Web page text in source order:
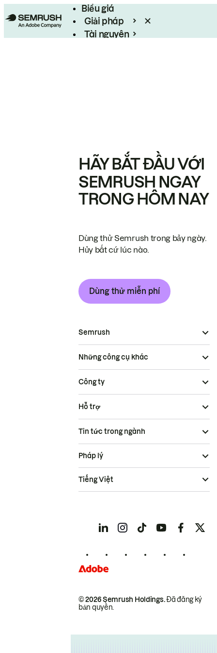
Biểu giá
Giải pháp
Tài nguyên
HÃY BẮT ĐẦU VỚI
SEMRUSH NGAY
TRONG HÔM NAY
Dùng thử Semrush trong bảy ngày.
Hủy bất cứ lúc nào.
Dùng thử miễn phí
Semrush
Những công cụ khác
Công ty
Hỗ trợ
Tin tức trong ngành
© 2026 Semrush Holdings.Đã đăng ký
bản quyền.
Pháp lý
Tiếng Việt